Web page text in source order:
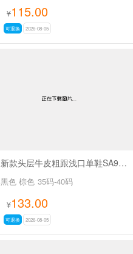
¥115.00
可退换 2026-08-05
新款头层牛皮粗跟浅口单鞋SA9629-5
黑色 棕色 35码-40码
¥133.00
可退换 2026-08-05